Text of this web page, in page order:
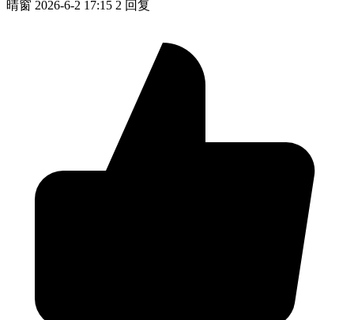
晴窗 2026-6-2 17:15 2 回复